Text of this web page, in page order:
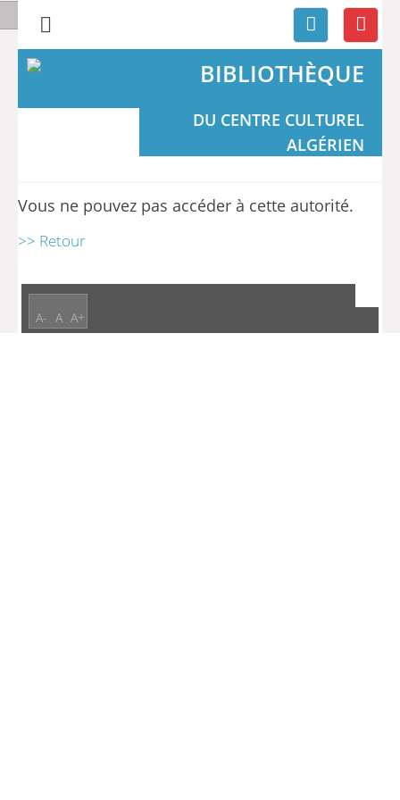
BIBLIOTHÈQUE
DU CENTRE CULTUREL
ALGÉRIEN
Vous ne pouvez pas accéder à cette autorité.
>> Retour
A- A A+